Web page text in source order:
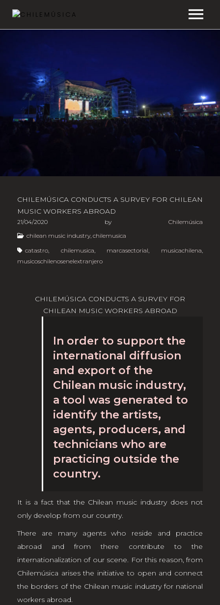
PLAYLISTS
FAQ
TRANSPARENCY
CHILEMÚSICA CONDUCTS A SURVEY FOR CHILEAN
MUSIC WORKERS ABROAD
21/04/2020 by Chilemúsica
chilean music industry chilemusica
catastro
chilemusica marcasectorial musicachilena
musicoschilenosenelextranjero
CHILEMÚSICA CONDUCTS A SURVEY FOR
CHILEAN MUSIC WORKERS ABROAD
In order to support the
international diffusion
and export of the
Chilean music industry,
a tool was generated to
identify the artists,
agents, producers, and
technicians who are
practicing outside the
country.
It is a fact that the Chilean music industry does not
only develop from our country.
There are many agents who reside and practice
abroad and from there contribute to the
internationalization of our scene. For this reason, from
Chilemúsica arises the initiative to open and connect
the borders of the Chilean music industry for national
workers abroad.